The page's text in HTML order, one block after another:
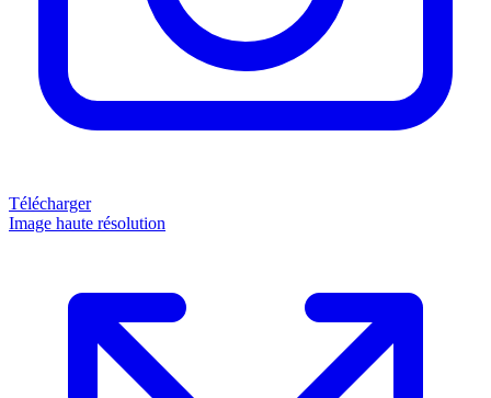
Télécharger
Image haute résolution